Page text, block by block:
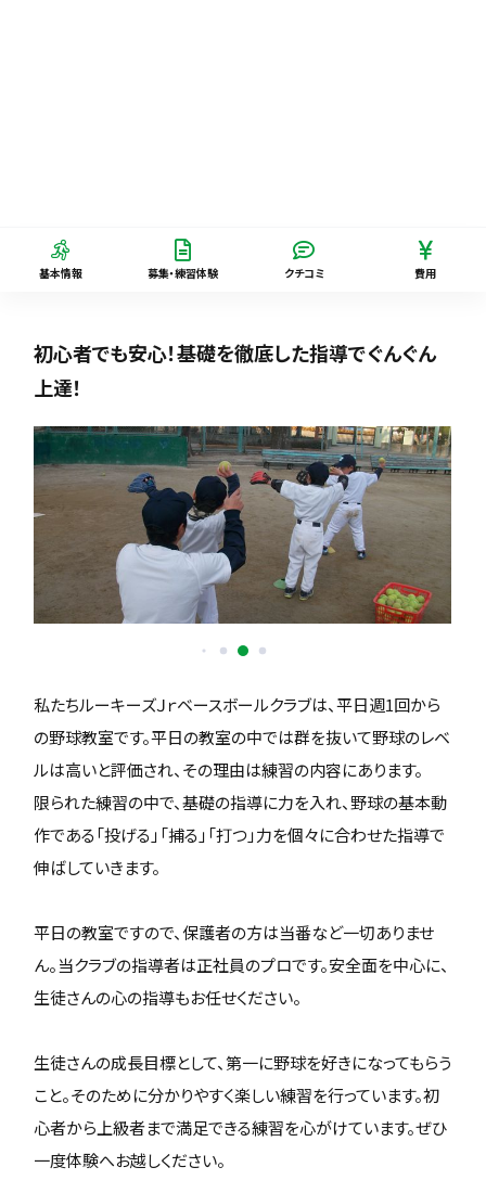
基本情報 募集・練習体験 クチコミ 費用
初心者でも安心！基礎を徹底した指導でぐんぐん
上達！
私たちルーキーズＪｒベースボールクラブは、平日週1回から
の野球教室です。平日の教室の中では群を抜いて野球のレベ
ルは高いと評価され、その理由は練習の内容にあります。
限られた練習の中で、基礎の指導に力を入れ、野球の基本動
作である「投げる」「捕る」「打つ」力を個々に合わせた指導で
伸ばしていきます。
平日の教室ですので、保護者の方は当番など一切ありませ
ん。当クラブの指導者は正社員のプロです。安全面を中心に、
生徒さんの心の指導もお任せください。
生徒さんの成長目標として、第一に野球を好きになってもらう
こと。そのために分かりやすく楽しい練習を行っています。初
心者から上級者まで満足できる練習を心がけています。ぜひ
一度体験へお越しください。